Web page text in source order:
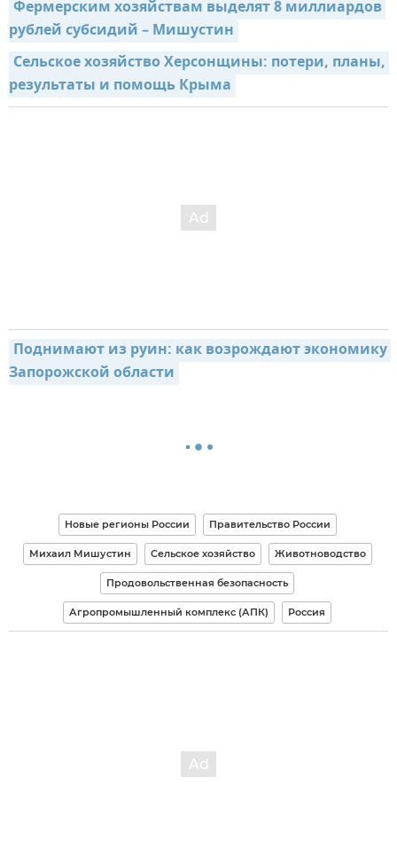
Фермерским хозяйствам выделят 8 миллиардов
рублей субсидий – Мишустин
Сельское хозяйство Херсонщины: потери, планы,
результаты и помощь Крыма
Поднимают из руин: как возрождают экономику
Запорожской области
Новые регионы России Правительство России
Михаил Мишустин Сельское хозяйство Животноводство
Продовольственная безопасность
Агропромышленный комплекс (АПК) Россия